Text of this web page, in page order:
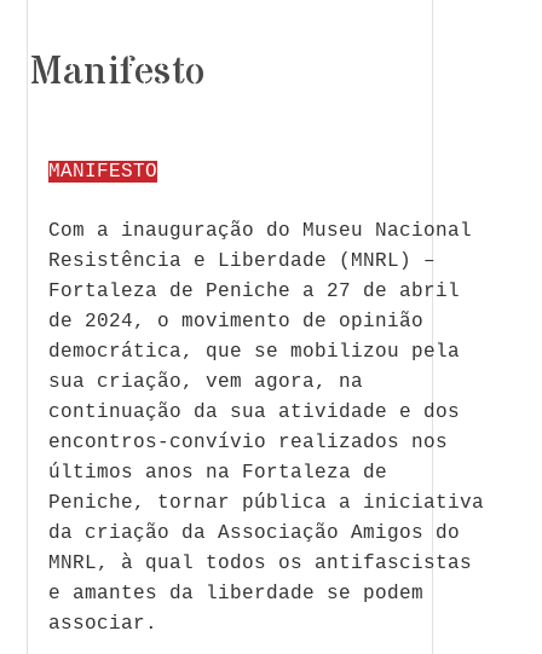
Manifesto
MANIFESTO
Com a inauguração do Museu Nacional
Resistência e Liberdade (MNRL) –
Fortaleza de Peniche a 27 de abril
de 2024, o movimento de opinião
democrática, que se mobilizou pela
sua criação, vem agora, na
continuação da sua atividade e dos
encontros-convívio realizados nos
últimos anos na Fortaleza de
Peniche, tornar pública a iniciativa
da criação da Associação Amigos do
MNRL, à qual todos os antifascistas
e amantes da liberdade se podem
associar.